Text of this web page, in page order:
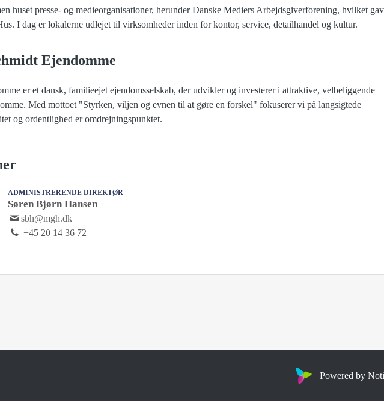
huset presse- og medieorganisationer, herunder Danske Mediers Arbejdsgiverforening, hvilket gav
I dag er lokalerne udlejet til virksomheder inden for kontor, service, detailhandel og kultur.
Ejendomme
er et dansk, familieejet ejendomsselskab, der udvikler og investerer i attraktive, velbeliggende
Med mottoet "Styrken, viljen og evnen til at gøre en forskel" fokuserer vi på langsigtede
og ordentlighed er omdrejningspunktet.
ADMINISTRERENDE DIREKTØR
Søren Bjørn Hansen
sbh@mgh.dk
+45 20 14 36 72
Powered by